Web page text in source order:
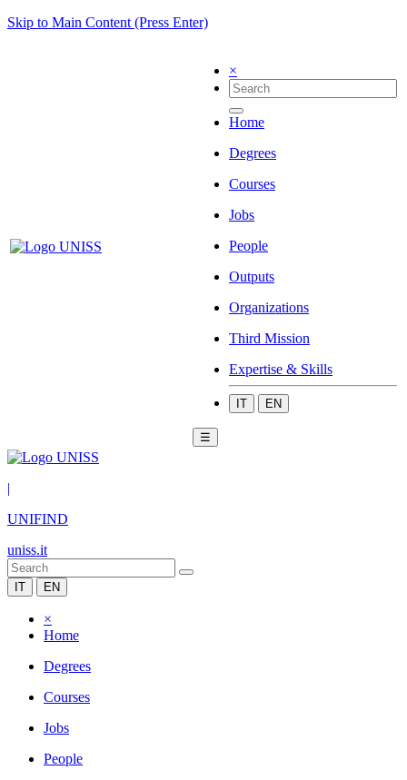
Skip to Main Content (Press Enter)
×
Home
Degrees
Courses
Jobs
People
Outputs
Organizations
Third Mission
Expertise & Skills
IT EN
☰
|
UNIFIND
uniss.it
IT EN
×
Home
Degrees
Courses
Jobs
People